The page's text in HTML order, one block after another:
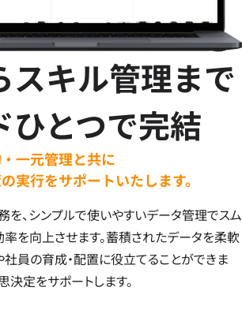
スキル管理まで
ひとつで完結
一元管理と共に
実行をサポートいたします。
を、シンプルで使いやすいデータ管理でスム
を向上させます。蓄積されたデータを柔軟
社員の育成・配置に役立てることができま
決定をサポートします。